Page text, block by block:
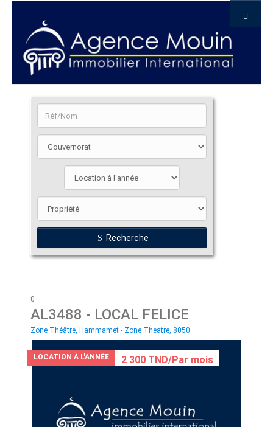
Recherche
0
AL3488 - LOCAL FELICE
Zone Théâtre, Hammamet - Zone Theatre, 8050
LOCATION À L'ANNÉE 2 300 TND/Par mois